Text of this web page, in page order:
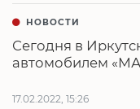
НОВОСТИ
Сегодня в
автомобилем
17.02.2022, 15:26